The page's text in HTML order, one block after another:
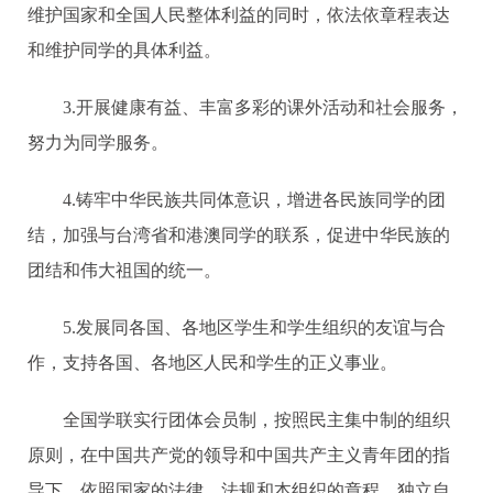
维护国家和全国人民整体利益的同时，依法依章程表达
和维护同学的具体利益。
3.开展健康有益、丰富多彩的课外活动和社会服务，
努力为同学服务。
4.铸牢中华民族共同体意识，增进各民族同学的团
结，加强与台湾省和港澳同学的联系，促进中华民族的
团结和伟大祖国的统一。
5.发展同各国、各地区学生和学生组织的友谊与合
作，支持各国、各地区人民和学生的正义事业。
全国学联实行团体会员制，按照民主集中制的组织
原则，在中国共产党的领导和中国共产主义青年团的指